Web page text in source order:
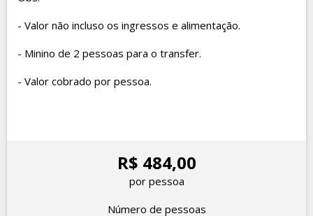
- Valor não incluso os ingressos e alimentação.
- Minino de 2 pessoas para o transfer.
- Valor cobrado por pessoa.
R$ 484,00
por pessoa
Número de pessoas